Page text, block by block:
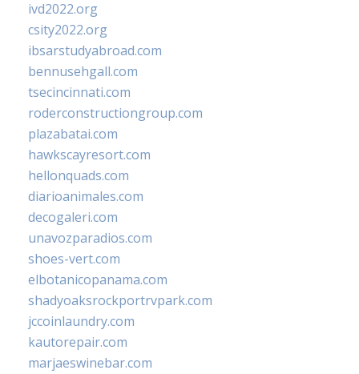
ivd2022.org
csity2022.org
ibsarstudyabroad.com
bennusehgall.com
tsecincinnati.com
roderconstructiongroup.com
plazabatai.com
hawkscayresort.com
hellonquads.com
diarioanimales.com
decogaleri.com
unavozparadios.com
shoes-vert.com
elbotanicopanama.com
shadyoaksrockportrvpark.com
jccoinlaundry.com
kautorepair.com
marjaeswinebar.com